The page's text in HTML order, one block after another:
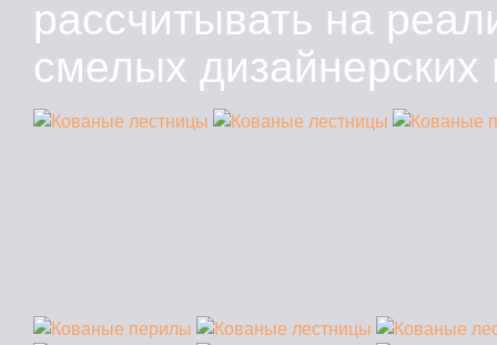
рассчитывать на
смелых дизайнерских